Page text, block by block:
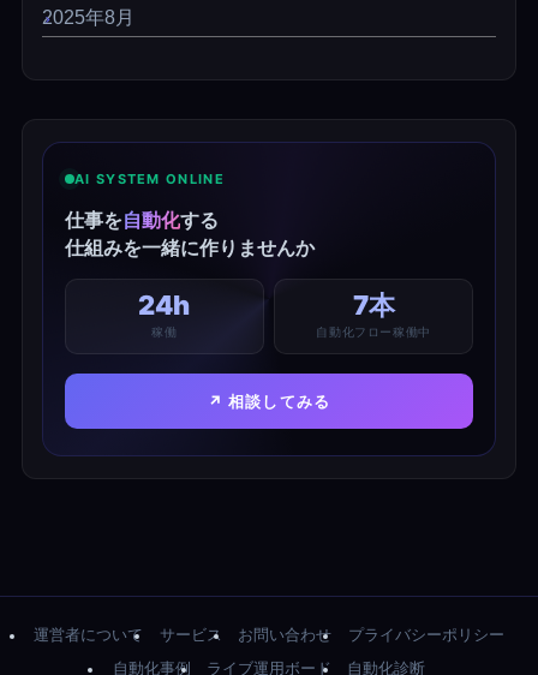
2025年8月
AI SYSTEM ONLINE
仕事を自動化する
仕組みを一緒に作りませんか
24h
稼働
7本
自動化フロー稼働中
↗ 相談してみる
運営者について サービス お問い合わせ
プライバシーポリシー
自動化事例
ライブ運用ボード 自動化診断